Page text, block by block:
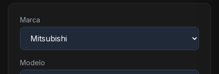
Marca
Modelo